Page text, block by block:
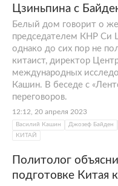
Цзиньпина с
Белый дом говорит о
председателем КНР Си
однако до сих пор не
китаист, директор
международных
Кашин. В беседе с
переговоров.
12:12, 20 апреля 2023
Василий Кашин Джозеф Байден
КИТАЙ
Политолог
подготовке Китая